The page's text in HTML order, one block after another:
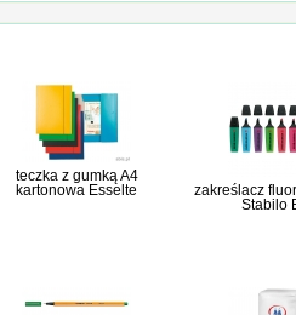
teczka z gumką A4
kartonowa Esselte
zakreślacz
Stabilo